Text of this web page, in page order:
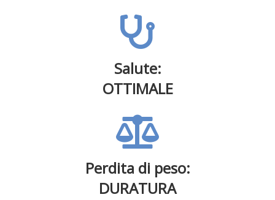
Salute:
OTTIMALE
Perdita di peso:
DURATURA